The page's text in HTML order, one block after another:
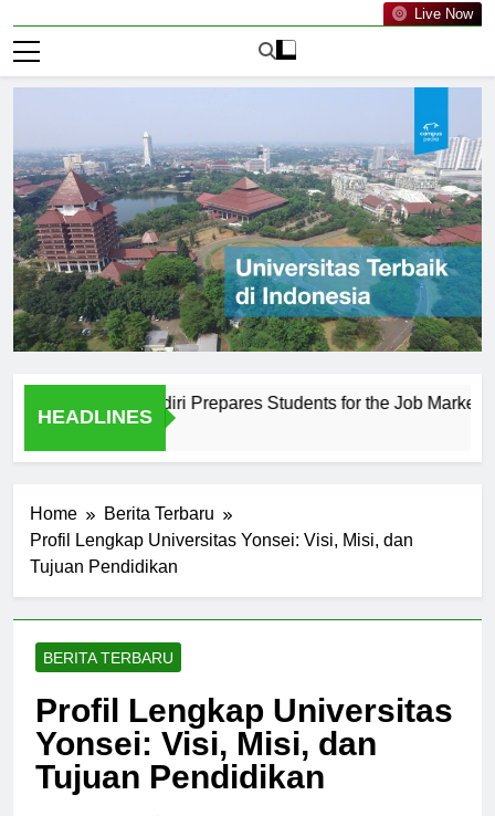
Live Now
HEADLINES
Kediri Prepares Students for the Job Market
Home
Berita Terbaru
Profil Lengkap Universitas Yonsei: Visi, Misi, dan
Tujuan Pendidikan
BERITA TERBARU
Profil Lengkap Universitas
Yonsei: Visi, Misi, dan
Tujuan Pendidikan